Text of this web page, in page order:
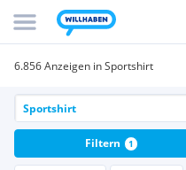
6.856 Anzeigen in Sportshirt
Filtern 1